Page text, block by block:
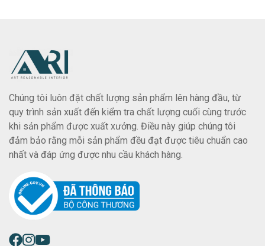
Chúng tôi luôn đặt chất lượng sản phẩm lên hàng đầu, từ
quy trình sản xuất đến kiểm tra chất lượng cuối cùng trước
khi sản phẩm được xuất xưởng. Điều này giúp chúng tôi
đảm bảo rằng mỗi sản phẩm đều đạt được tiêu chuẩn cao
nhất và đáp ứng được nhu cầu khách hàng.